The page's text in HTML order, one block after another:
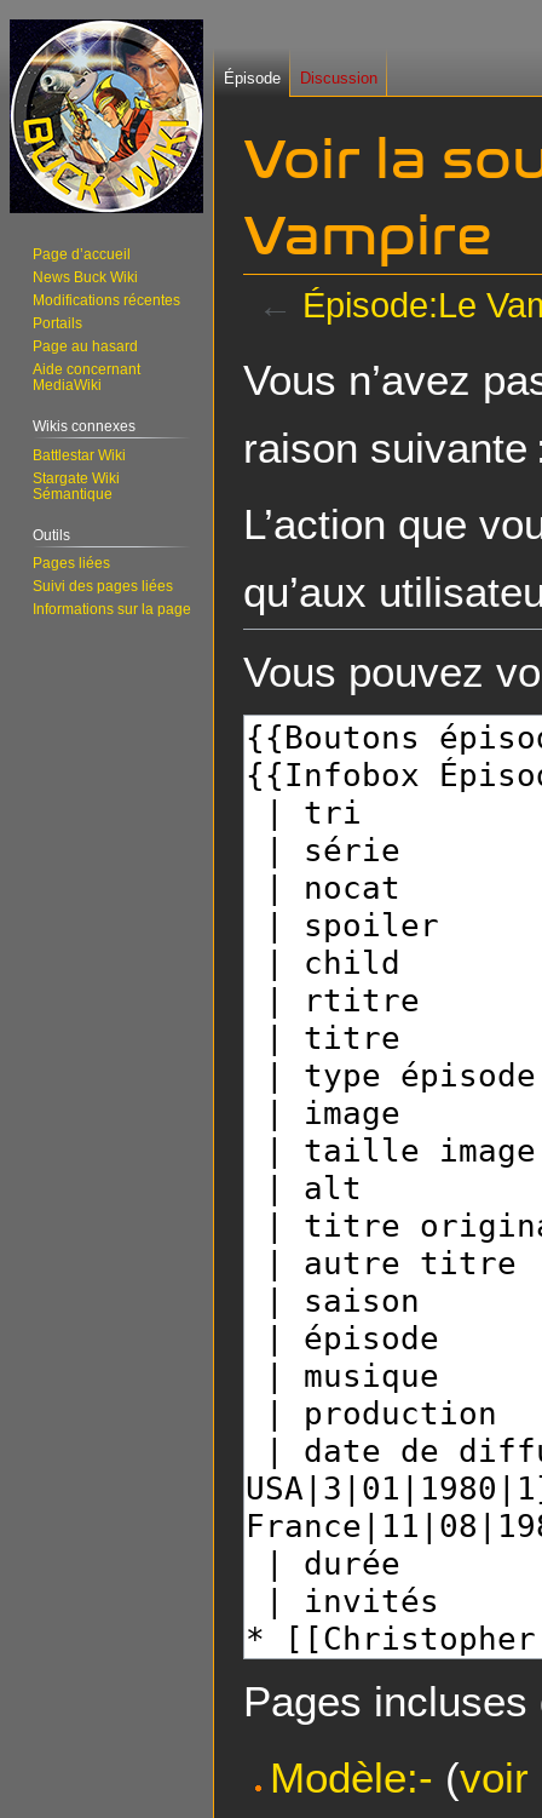
Voir la
Vampire
← Épisode:Le
à
navigation
à
recherche
Vous n’avez
raison suivante
L’action que
qu’aux
Vous pouvez
Pages
Modèle:- (voir
Épisode Discussion
Page d’accueil
News Buck Wiki
Modifications récentes
Portails
Page au hasard
Aide concernant
MediaWiki
Wikis connexes
Battlestar Wiki
Stargate Wiki
Sémantique
Outils
Pages liées
Suivi des pages liées
Informations sur la page